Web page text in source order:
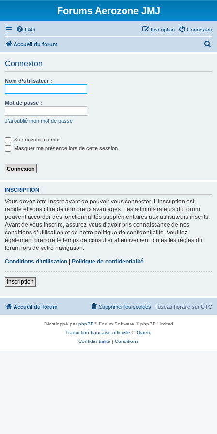
Forums Aerozone JMJ
FAQ Connexion
Inscription
Accueil du forum
Connexion
Nom d’utilisateur :
Mot de passe :
J’ai oublié mon mot de passe
Se souvenir de moi
Masquer ma présence lors de cette session
INSCRIPTION
Vous devez être inscrit avant de pouvoir vous connecter. L’inscription est
rapide et vous offre de nombreux avantages. Les administrateurs du forum
peuvent accorder des fonctionnalités supplémentaires aux utilisateurs inscrits.
Avant de vous inscrire, assurez-vous d’avoir pris connaissance de nos
conditions d’utilisation et de notre politique de confidentialité. Veuillez
également prendre le temps de consulter attentivement toutes les règles du
forum lors de votre navigation.
Conditions d’utilisation | Politique de confidentialité
Inscription
Accueil du forum Fuseau horaire sur UTC
Supprimer les cookies
Développé parphpBB® Forum Software © phpBB Limited
Traduction française officielle ©Qiaeru
Confidentialité | Conditions